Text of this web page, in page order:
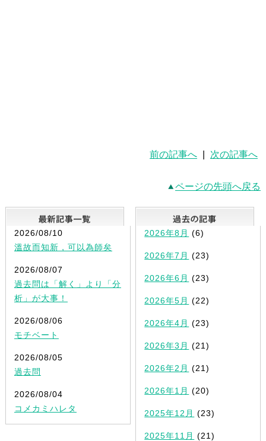
前の記事へ 次の記事へ
ページの先頭へ戻る
最新記事一覧
2026/08/10
溫故而知新，可以為師矣
2026/08/07
過去問は「解く」より「分
析」が大事！
2026/08/06
モチベート
2026/08/05
過去問
2026/08/04
コメカミハレタ
2026年8月 (6)
2026年7月 (23)
2026年6月 (23)
2026年5月 (22)
2026年4月 (23)
2026年3月 (21)
2026年2月 (21)
2026年1月 (20)
2025年12月 (23)
2025年11月 (21)